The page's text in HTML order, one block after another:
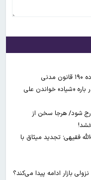
«شیاد» خواندن علی
شود/ هرجا سخن از
فقیهی؛ تجدید میثاق با
بازار ادامه پیدا می‌کند؟